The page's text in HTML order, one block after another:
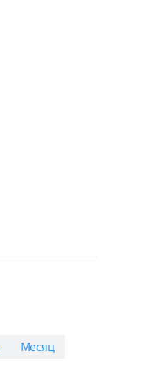
Месяц